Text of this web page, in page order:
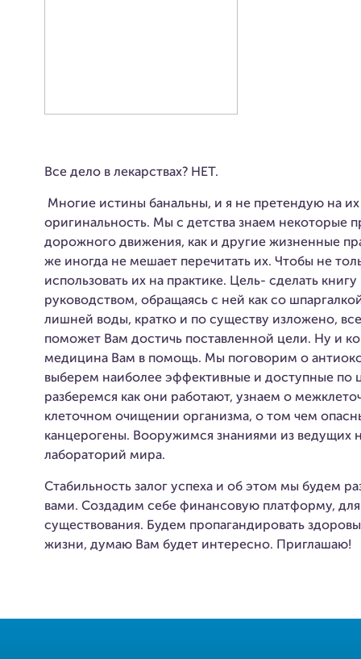
Все дело в лекарствах? НЕТ.
Многие истины банальны, и я не претендую на их
оригинальность. Мы с детства знаем некоторые
дорожного движения, как и другие жизненные
же иногда не мешает перечитать их. Чтобы не
использовать их на практике. Цель- сделать
руководством, обращаясь с ней как со
лишней воды, кратко и по существу изложено,
поможет Вам достичь поставленной цели. Ну и
медицина Вам в помощь. Мы поговорим о
выберем наиболее эффективные и доступные по
разберемся как они работают, узнаем о
клеточном очищении организма, о том чем
канцерогены. Вооружимся знаниями из ведущих
лабораторий мира.
Стабильность залог успеха и об этом мы будем
вами. Создадим себе финансовую платформу,
существования. Будем пропагандировать
жизни, думаю Вам будет интересно. Приглашаю!